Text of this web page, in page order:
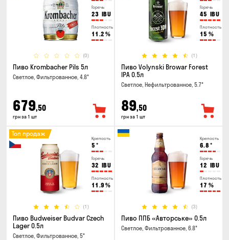
Горечь
23 IBU
Плотность
11.2 %
(0)
Пиво Krombacher Pils 5л
Светлое, Фильтрованное, 4.8°
679,50
грн за 1 шт
Горечь
45 IBU
Плотность
15 %
(1)
Пиво Volynski Browar Forest
IPA 0.5л
Светлое, Нефильтрованное, 5.7°
89,50
грн за 1 шт
Крепость
5 °
Горечь
32 IBU
Плотность
11.9 %
(1)
Топ продаж
Пиво Budweiser Budvar Czech
Lager 0.5л
Светлое, Фильтрованное, 5°
Крепость
6.8 °
Горечь
12 IBU
Плотность
17 %
(3)
Пиво ППБ «Авторське» 0.5л
Светлое, Фильтрованное, 6.8°